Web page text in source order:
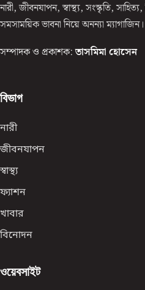
নারী, জীবনযাপন, স্বাস্থ্য, সংস্কৃতি,
সমসাময়িক ভাবনা নিয়ে অনন্যা ম্যাগাজিন।
সম্পাদক ও প্রকাশক: তাসমিমা হোসেন
বিভাগ
নারী
জীবনযাপন
স্বাস্থ্য
ফ্যাশন
খাবার
বিনোদন
ওয়েবসাইট